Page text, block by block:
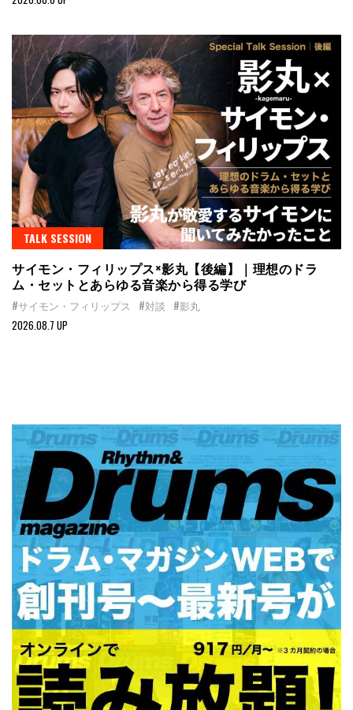
TALK SESSION
サイモン・フィリップス×影丸【後編】｜理想のドラ
ム・セットとあらゆる音楽から得る学び
#サイモン・フィリップス #対談 #影丸
2026.08.7 UP